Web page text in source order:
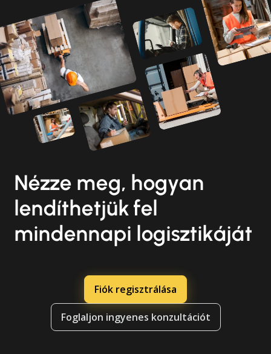
Nézze meg, hogyan
lendíthetjük fel
mindennapi logisztikáját
Fiók regisztrálása
Foglaljon ingyenes konzultációt